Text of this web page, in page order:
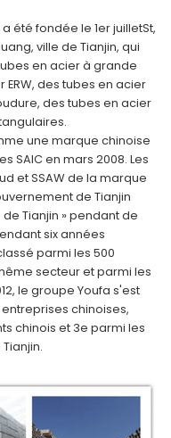
a été fondée le 1er juilletSt,
ville de Tianjin, qui
en acier à grande
des tubes en acier
des tubes en acier
une marque chinoise
SAIC en mars 2008. Les
et SSAW de la marque
de Tianjin
Tianjin » pendant de
six années
parmi les 500
secteur et parmi les
le groupe Youfa s'est
chinoises,
chinois et 3e parmi les